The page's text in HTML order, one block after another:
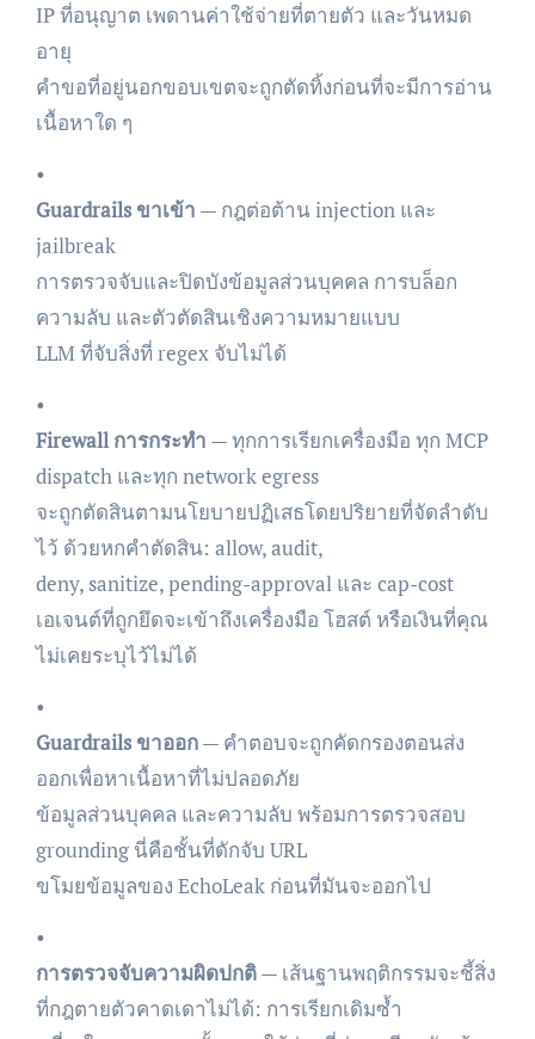
IP ที่อนุญาต เพดานค่าใช้จ่ายที่ตายตัว และวันหมด
อายุ
คำขอที่อยู่นอกขอบเขตจะถูกตัดทิ้งก่อนที่จะมีการอ่าน
เนื้อหาใด ๆ
•
Guardrails ขาเข้า — กฎต่อต้าน injection และ
jailbreak
การตรวจจับและปิดบังข้อมูลส่วนบุคคล การบล็อก
ความลับ และตัวตัดสินเชิงความหมายแบบ
LLM ที่จับสิ่งที่ regex จับไม่ได้
•
Firewall การกระทำ — ทุกการเรียกเครื่องมือ ทุก MCP
dispatch และทุก network egress
จะถูกตัดสินตามนโยบายปฏิเสธโดยปริยายที่จัดลำดับ
ไว้ ด้วยหกคำตัดสิน: allow, audit,
deny, sanitize, pending-approval และ cap-cost
เอเจนต์ที่ถูกยึดจะเข้าถึงเครื่องมือ โฮสต์ หรือเงินที่คุณ
ไม่เคยระบุไว้ไม่ได้
•
Guardrails ขาออก— คำตอบจะถูกคัดกรองตอนส่ง
ออกเพื่อหาเนื้อหาที่ไม่ปลอดภัย
ข้อมูลส่วนบุคคล และความลับ พร้อมการตรวจสอบ
grounding นี่คือชั้นที่ดักจับ URL
ขโมยข้อมูลของ EchoLeak ก่อนที่มันจะออกไป
•
การตรวจจับความผิดปกติ— เส้นฐานพฤติกรรมจะชี้สิ่ง
ที่กฎตายตัวคาดเดาไม่ได้: การเรียกเดิมซ้ำ